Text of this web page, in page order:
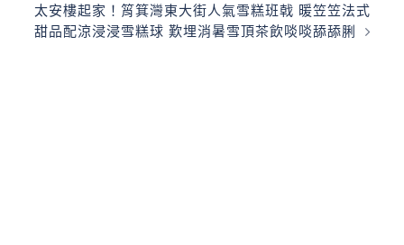
太安樓起家！筲箕灣東大街人氣雪糕班戟 暖笠笠法式
甜品配涼浸浸雪糕球 歎埋消暑雪頂茶飲啖啖舔舔脷